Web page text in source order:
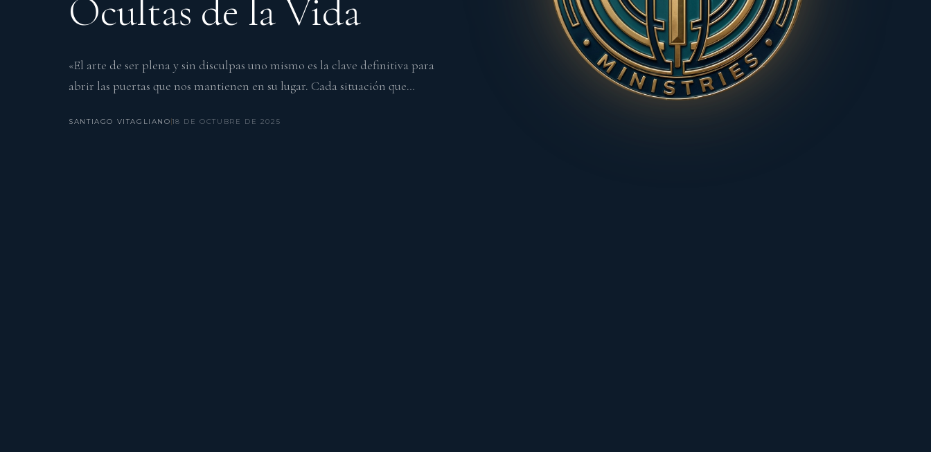
Ocultas de la Vida
«El arte de ser plena y sin disculpas uno mismo es la clave definitiva para
abrir las puertas que nos mantienen en su lugar. Cada situación que…
SANTIAGO VITAGLIANO18 DE OCTUBRE DE 2025